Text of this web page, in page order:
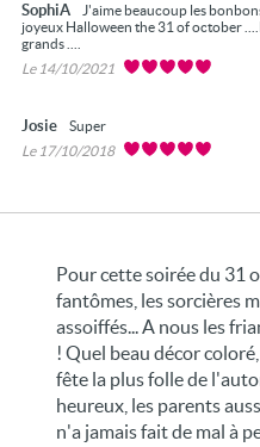
SophiA
J'aime beaucoup les
joyeux Halloween the 31 of october
grands ....
Le 14/10/2021
Josie
Super
Le 17/10/2018
Pour cette soirée du 31
fantômes, les sorcières
assoiffés... A nous les
! Quel beau décor
fête la plus folle de
heureux, les parents
n'a jamais fait de mal à